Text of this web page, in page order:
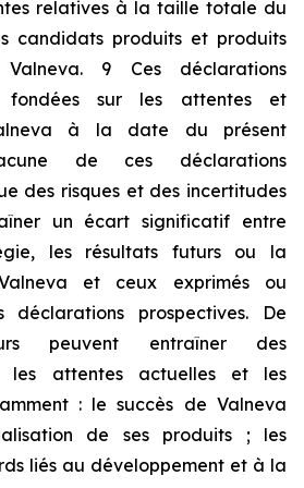
relatives à la taille totale du
candidats produits et produits
9 Ces déclarations
fondées sur les attentes et
à la date du présent
de ces déclarations
des risques et des incertitudes
un écart significatif entre
les résultats futurs ou la
et ceux exprimés ou
déclarations prospectives. De
peuvent entraîner des
les attentes actuelles et les
: le succès de Valneva
de ses produits ; les
liés au développement et à la